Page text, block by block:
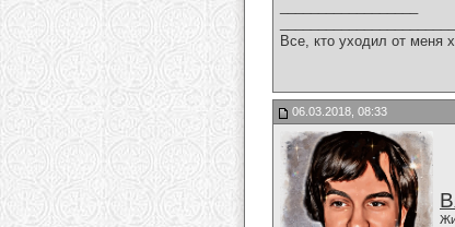
Все, кто уходил от меня
06.03.2018, 08:33